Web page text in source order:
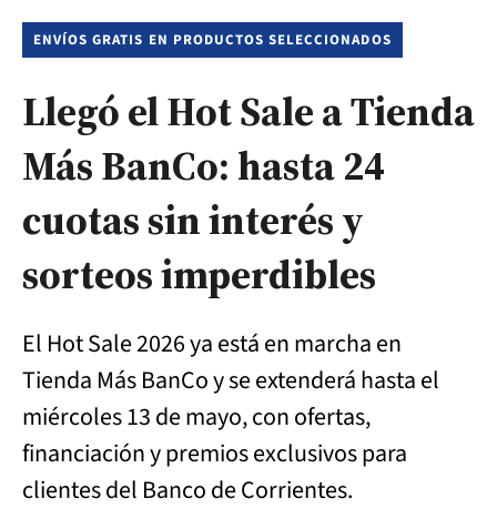
ENVÍOS GRATIS EN PRODUCTOS SELECCIONADOS
Llegó el Hot Sale a Tienda
Más BanCo: hasta 24
cuotas sin interés y
sorteos imperdibles
El Hot Sale 2026 ya está en marcha en
Tienda Más BanCo y se extenderá hasta el
miércoles 13 de mayo, con ofertas,
financiación y premios exclusivos para
clientes del Banco de Corrientes.